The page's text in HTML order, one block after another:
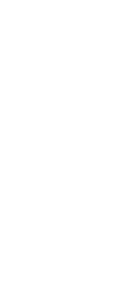
sparat och